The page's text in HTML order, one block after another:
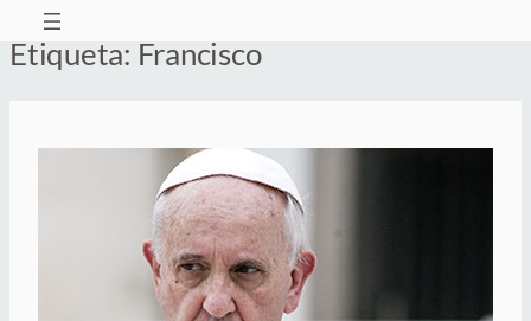
Etiqueta: Francisco